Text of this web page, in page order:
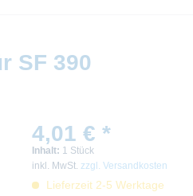
SF 390
4,01 € *
Inhalt: 1 Stück
inkl. MwSt. zzgl. Versandkosten
Lieferzeit 2-5 Werktage